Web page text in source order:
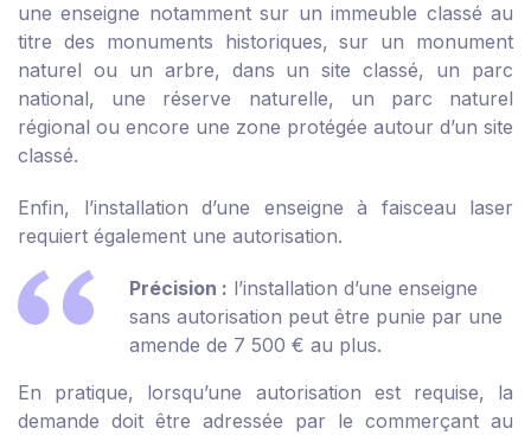
une enseigne notamment sur un immeuble classé au
titre des monuments historiques, sur un monument
naturel ou un arbre, dans un site classé, un parc
national, une réserve naturelle, un parc naturel
régional ou encore une zone protégée autour d’un site
classé.
Enfin, l’installation d’une enseigne à faisceau laser
requiert également une autorisation.
Précision : l’installation d’une enseigne
sans autorisation peut être punie par une
amende de 7 500 € au plus.
En pratique, lorsqu’une autorisation est requise, la
demande doit être adressée par le commerçant au